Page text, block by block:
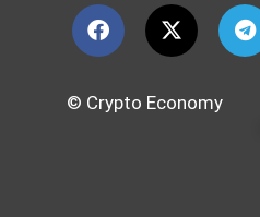
© Crypto Economy